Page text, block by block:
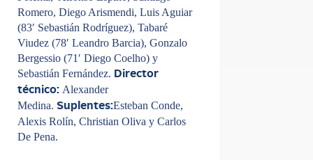
Romero, Diego Arismendi, Luis Aguiar
(83′ Sebastián Rodríguez), Tabaré
Viudez (78′ Leandro Barcia), Gonzalo
Bergessio (71′ Diego Coelho) y
Sebastián Fernández. Director
técnico: Alexander
Medina. Suplentes:Esteban Conde,
Alexis Rolín, Christian Oliva y Carlos
De Pena.